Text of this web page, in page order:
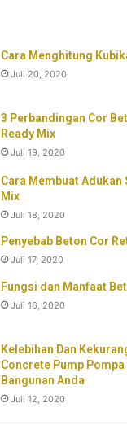
Cara Menghitung
Juli 20, 2020
3 Perbandingan Cor
Ready Mix
Juli 19, 2020
Cara Membuat Adukan
Mix
Juli 18, 2020
Penyebab Beton Cor
Juli 17, 2020
Fungsi dan Manfaat
Juli 16, 2020
Kelebihan Dan
Concrete Pump
Bangunan Anda
Juli 12, 2020